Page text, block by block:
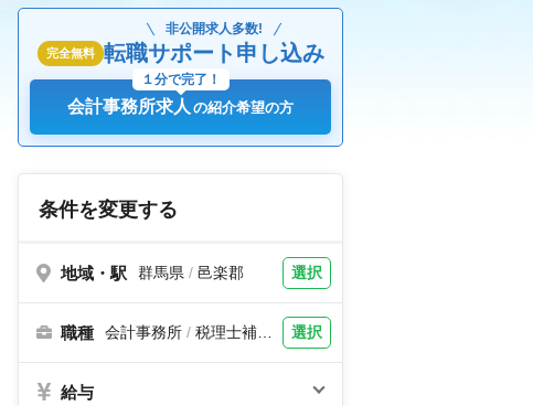
完全無料
非公開求人多数!
転職サポート申し込み
会計事務所求人 の紹介希望の方
１分で完了！
条件を変更する
地域・駅 群馬県/ 邑楽郡 選択
職種 会計事務所/ 税理士補
選択
給与